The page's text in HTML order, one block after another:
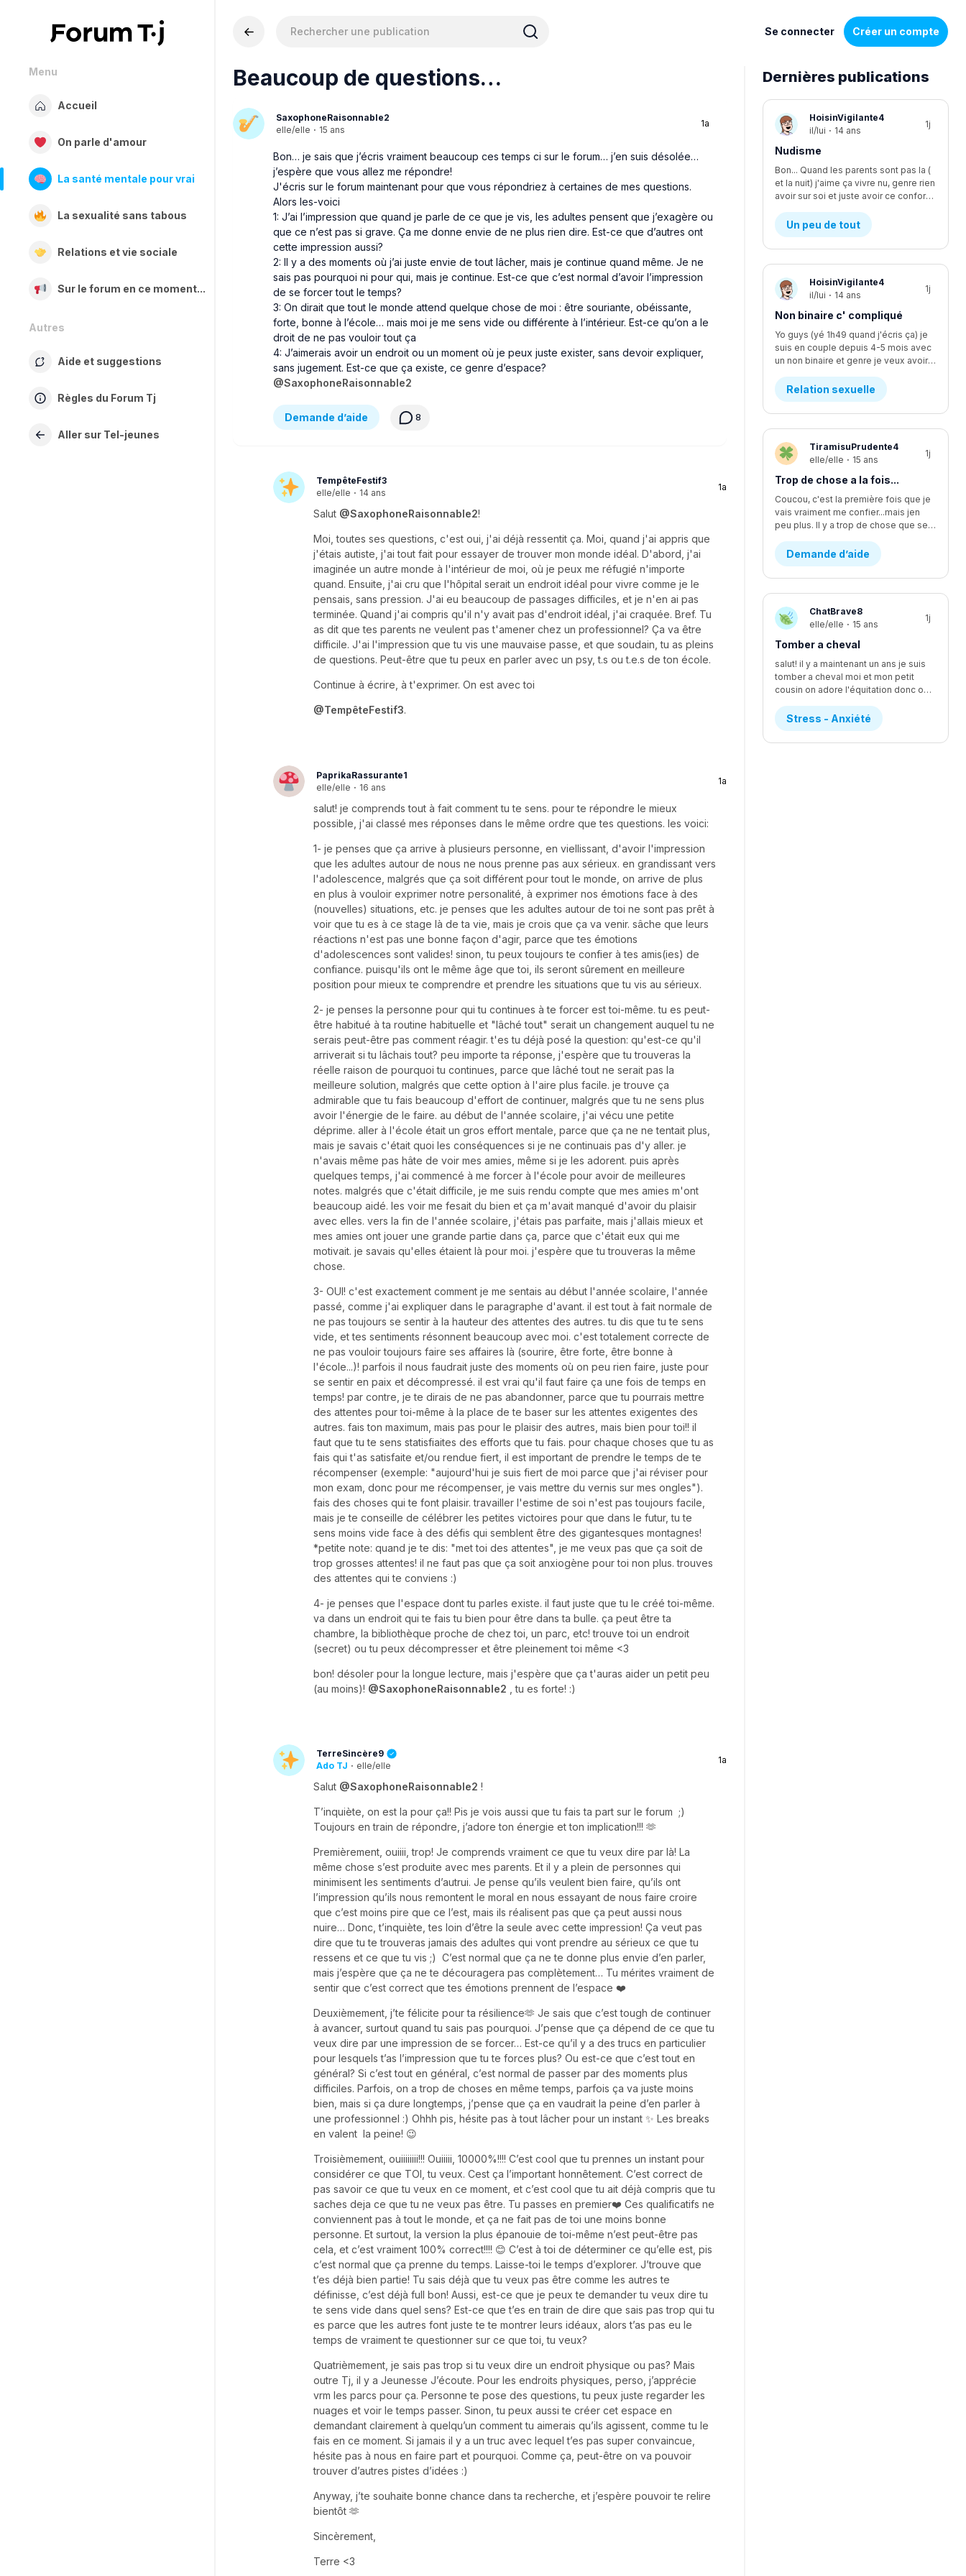
Se connecter Créer un compte
Menu
Accueil
On parle d'amour
La santé mentale pour vrai
La sexualité sans tabous
Relations et vie sociale
Sur le forum en ce moment...
Autres
Aide et suggestions
Règles du Forum Tj
Aller sur Tel-jeunes
Beaucoup de questions…
SaxophoneRaisonnable2
elle/elle · 15 ans
1a
Bon… je sais que j’écris vraiment beaucoup ces temps ci sur le forum… j’en suis désolée…
j’espère que vous allez me répondre!
J'écris sur le forum maintenant pour que vous répondriez à certaines de mes questions.
Alors les-voici
1: J’ai l’impression que quand je parle de ce que je vis, les adultes pensent que j’exagère ou
que ce n’est pas si grave. Ça me donne envie de ne plus rien dire. Est-ce que d’autres ont
cette impression aussi?
2: Il y a des moments où j’ai juste envie de tout lâcher, mais je continue quand même. Je ne
sais pas pourquoi ni pour qui, mais je continue. Est-ce que c’est normal d’avoir l’impression
de se forcer tout le temps?
3: On dirait que tout le monde attend quelque chose de moi : être souriante, obéissante,
forte, bonne à l’école… mais moi je me sens vide ou différente à l’intérieur. Est-ce qu’on a le
droit de ne pas vouloir tout ça
4: J’aimerais avoir un endroit ou un moment où je peux juste exister, sans devoir expliquer,
sans jugement. Est-ce que ça existe, ce genre d’espace?
@SaxophoneRaisonnable2
Demande d’aide 8
TempêteFestif3
elle/elle · 14 ans
1a
Salut @SaxophoneRaisonnable2!
Moi, toutes ses questions, c'est oui, j'ai déjà ressentit ça. Moi, quand j'ai appris que
j'étais autiste, j'ai tout fait pour essayer de trouver mon monde idéal. D'abord, j'ai
imaginée un autre monde à l'intérieur de moi, où je peux me réfugié n'importe
quand. Ensuite, j'ai cru que l'hôpital serait un endroit idéal pour vivre comme je le
pensais, sans pression. J'ai eu beaucoup de passages difficiles, et je n'en ai pas
terminée. Quand j'ai compris qu'il n'y avait pas d'endroit idéal, j'ai craquée. Bref. Tu
as dit que tes parents ne veulent pas t'amener chez un professionnel? Ça va être
difficile. J'ai l'impression que tu vis une mauvaise passe, et que soudain, tu as pleins
de questions. Peut-être que tu peux en parler avec un psy, t.s ou t.e.s de ton école.
Continue à écrire, à t'exprimer. On est avec toi
@TempêteFestif3.
PaprikaRassurante1
elle/elle · 16 ans
1a
salut! je comprends tout à fait comment tu te sens. pour te répondre le mieux
possible, j'ai classé mes réponses dans le même ordre que tes questions. les voici:
1- je penses que ça arrive à plusieurs personne, en viellissant, d'avoir l'impression
que les adultes autour de nous ne nous prenne pas aux sérieux. en grandissant vers
l'adolescence, malgrés que ça soit différent pour tout le monde, on arrive de plus
en plus à vouloir exprimer notre personalité, à exprimer nos émotions face à des
(nouvelles) situations, etc. je penses que les adultes autour de toi ne sont pas prêt à
voir que tu es à ce stage là de ta vie, mais je crois que ça va venir. sâche que leurs
réactions n'est pas une bonne façon d'agir, parce que tes émotions
d'adolescences sont valides! sinon, tu peux toujours te confier à tes amis(ies) de
confiance. puisqu'ils ont le même âge que toi, ils seront sûrement en meilleure
position pour mieux te comprendre et prendre les situations que tu vis au sérieux.
2- je penses la personne pour qui tu continues à te forcer est toi-même. tu es peut-
être habitué à ta routine habituelle et "lâché tout" serait un changement auquel tu ne
serais peut-être pas comment réagir. t'es tu déjà posé la question: qu'est-ce qu'il
arriverait si tu lâchais tout? peu importe ta réponse, j'espère que tu trouveras la
réelle raison de pourquoi tu continues, parce que lâché tout ne serait pas la
meilleure solution, malgrés que cette option à l'aire plus facile. je trouve ça
admirable que tu fais beaucoup d'effort de continuer, malgrés que tu ne sens plus
avoir l'énergie de le faire. au début de l'année scolaire, j'ai vécu une petite
déprime. aller à l'école était un gros effort mentale, parce que ça ne ne tentait plus,
mais je savais c'était quoi les conséquences si je ne continuais pas d'y aller. je
n'avais même pas hâte de voir mes amies, même si je les adorent. puis après
quelques temps, j'ai commencé à me forcer à l'école pour avoir de meilleures
notes. malgrés que c'était difficile, je me suis rendu compte que mes amies m'ont
beaucoup aidé. les voir me fesait du bien et ça m'avait manqué d'avoir du plaisir
avec elles. vers la fin de l'année scolaire, j'étais pas parfaite, mais j'allais mieux et
mes amies ont jouer une grande partie dans ça, parce que c'était eux qui me
motivait. je savais qu'elles étaient là pour moi. j'espère que tu trouveras la même
chose.
3- OUI! c'est exactement comment je me sentais au début l'année scolaire, l'année
passé, comme j'ai expliquer dans le paragraphe d'avant. il est tout à fait normale de
ne pas toujours se sentir à la hauteur des attentes des autres. tu dis que tu te sens
vide, et tes sentiments résonnent beaucoup avec moi. c'est totalement correcte de
ne pas vouloir toujours faire ses affaires là (sourire, être forte, être bonne à
l'école...)! parfois il nous faudrait juste des moments où on peu rien faire, juste pour
se sentir en paix et décompressé. il est vrai qu'il faut faire ça une fois de temps en
temps! par contre, je te dirais de ne pas abandonner, parce que tu pourrais mettre
des attentes pour toi-même à la place de te baser sur les attentes exigentes des
autres. fais ton maximum, mais pas pour le plaisir des autres, mais bien pour toi!! il
faut que tu te sens statisfiaites des efforts que tu fais. pour chaque choses que tu as
fais qui t'as satisfaite et/ou rendue fiert, il est important de prendre le temps de te
récompenser (exemple: "aujourd'hui je suis fiert de moi parce que j'ai réviser pour
mon exam, donc pour me récompenser, je vais mettre du vernis sur mes ongles").
fais des choses qui te font plaisir. travailler l'estime de soi n'est pas toujours facile,
mais je te conseille de célébrer les petites victoires pour que dans le futur, tu te
sens moins vide face à des défis qui semblent être des gigantesques montagnes!
*petite note: quand je te dis: "met toi des attentes", je me veux pas que ça soit de
trop grosses attentes! il ne faut pas que ça soit anxiogène pour toi non plus. trouves
des attentes qui te conviens :)
4- je penses que l'espace dont tu parles existe. il faut juste que tu le créé toi-même.
va dans un endroit qui te fais tu bien pour être dans ta bulle. ça peut être ta
chambre, la bibliothèque proche de chez toi, un parc, etc! trouve toi un endroit
(secret) ou tu peux décompresser et être pleinement toi même <3
bon! désoler pour la longue lecture, mais j'espère que ça t'auras aider un petit peu
(au moins)! @SaxophoneRaisonnable2 , tu es forte! :)
TerreSincère9
Ado TJ · elle/elle
1a
Salut @SaxophoneRaisonnable2 !
T’inquiète, on est la pour ça!! Pis je vois aussi que tu fais ta part sur le forum ;)
Toujours en train de répondre, j’adore ton énergie et ton implication!!! 🫶
Premièrement, ouiiii, trop! Je comprends vraiment ce que tu veux dire par là! La
même chose s’est produite avec mes parents. Et il y a plein de personnes qui
minimisent les sentiments d’autrui. Je pense qu’ils veulent bien faire, qu’ils ont
l’impression qu’ils nous remontent le moral en nous essayant de nous faire croire
que c’est moins pire que ce l’est, mais ils réalisent pas que ça peut aussi nous
nuire… Donc, t’inquiète, tes loin d’être la seule avec cette impression! Ça veut pas
dire que tu te trouveras jamais des adultes qui vont prendre au sérieux ce que tu
ressens et ce que tu vis ;) C’est normal que ça ne te donne plus envie d’en parler,
mais j’espère que ça ne te découragera pas complètement… Tu mérites vraiment de
sentir que c’est correct que tes émotions prennent de l’espace ❤️
Deuxièmement, j’te félicite pour ta résilience🫶 Je sais que c’est tough de continuer
à avancer, surtout quand tu sais pas pourquoi. J’pense que ça dépend de ce que tu
veux dire par une impression de se forcer… Est-ce qu’il y a des trucs en particulier
pour lesquels t’as l’impression que tu te forces plus? Ou est-ce que c’est tout en
général? Si c’est tout en général, c’est normal de passer par des moments plus
difficiles. Parfois, on a trop de choses en même temps, parfois ça va juste moins
bien, mais si ça dure longtemps, j’pense que ça en vaudrait la peine d’en parler à
une professionnel :) Ohhh pis, hésite pas à tout lâcher pour un instant ✨ Les breaks
en valent la peine! 😉
Troisièmement, ouiiiiiiii!!! Ouiiiii, 10000%!!!! C’est cool que tu prennes un instant pour
considérer ce que TOI, tu veux. Cest ça l’important honnêtement. C’est correct de
pas savoir ce que tu veux en ce moment, et c’est cool que tu ait déjà compris que tu
saches deja ce que tu ne veux pas être. Tu passes en premier❤️ Ces qualificatifs ne
conviennent pas à tout le monde, et ça ne fait pas de toi une moins bonne
personne. Et surtout, la version la plus épanouie de toi-même n’est peut-être pas
cela, et c’est vraiment 100% correct!!!! 😊 C’est à toi de déterminer ce qu’elle est, pis
c’est normal que ça prenne du temps. Laisse-toi le temps d’explorer. J’trouve que
t’es déjà bien partie! Tu sais déjà que tu veux pas être comme les autres te
définisse, c’est déjà full bon! Aussi, est-ce que je peux te demander tu veux dire tu
te sens vide dans quel sens? Est-ce que t’es en train de dire que sais pas trop qui tu
es parce que les autres font juste te te montrer leurs idéaux, alors t’as pas eu le
temps de vraiment te questionner sur ce que toi, tu veux?
Quatrièmement, je sais pas trop si tu veux dire un endroit physique ou pas? Mais
outre Tj, il y a Jeunesse J’écoute. Pour les endroits physiques, perso, j’apprécie
vrm les parcs pour ça. Personne te pose des questions, tu peux juste regarder les
nuages et voir le temps passer. Sinon, tu peux aussi te créer cet espace en
demandant clairement à quelqu’un comment tu aimerais qu’ils agissent, comme tu le
fais en ce moment. Si jamais il y a un truc avec lequel t’es pas super convaincue,
hésite pas à nous en faire part et pourquoi. Comme ça, peut-être on va pouvoir
trouver d’autres pistes d’idées :)
Anyway, j’te souhaite bonne chance dans ta recherche, et j’espère pouvoir te relire
bientôt 🫶
Sincèrement,
Terre <3
Dernières publications
Liste
de
discussions
HoisinVigilante4
il/lui · 14 ans
1j
Nudisme
Bon... Quand les parents sont pas la (
et la nuit) j'aime ça vivre nu, genre rien
avoir sur soi et juste avoir ce confort, je suis le seul à être nudiste... Et je fais kwa pour les voisins?
Un peu de tout
HoisinVigilante4
il/lui · 14 ans
1j
Non binaire c' compliqué
Yo guys (yé 1h49 quand j'écris ça) je
suis en couple depuis 4-5 mois avec
un non binaire et genre je veux avoir des relations avec iel mais iel est pas sur d'être prêt, ça fait quelques temps qu'y commence à vouloir faire plus... L'affaire c que je me sens comme si je l'écoutais pas assez mais finalement je suis trop à l'écoute. Moi ça fait longtemps que je veux faire ma première fois avec iel, j'y est déjà pris les seins mais mtn iel veux plus, rendu la jsp kwa faire... J'y dit quoi pour lui demander pk iel veux plus me laisser les toucher?
Relation sexuelle
TiramisuPrudente4
elle/elle · 15 ans
1j
Trop de chose a la fois...
Coucou, c'est la première fois que je
vais vraiment me confier...mais jen
peu plus. Il y a trop de chose que se passe en même temps...en se moment, je suis en procès contre un pédophile... j'étais supposer aller lire une lettre devant la cour il y a deux semaines environ, mais ça été reporter au dans deux mois. Encore. Ça fsit 2 ans que c'est reporter chaque fois. Moi jetais enfin prête a passer par dessus...mais c'est encore loin d'être fini et ça va juste me stresser encore plus. J'ai aussi été victims d'un viol d'un ami proche. Ça aussi sa failli partir en procès et c'était stressant parce que j'avais plein dappel par rapport a sa de pleins de personnes. Ma mère m'explicais pas bien les nouvelles par rapport a sa, se qui me faisait croire pleins d'affaires qui était fausse. Sinon, je change d'école cette année, pour mon secondaire 4. Je vais dans une école ou je ne suis pas vraiment apprecier, sans trop savoir pourquoi...je vais perdre tout mes amis et de sec 1 à sec 3 sa été les seuls années dans une seule école de tout ma vie. Lintidimation reviens de plus en plus...J'ai l'impression de redevenir comme avant...celle qui ce noyait dans le négatif a toute situation. J'ai vraiment changer aujourd'hui, sauf que j'ai trop l'impression de redevenir celle que j'étais...J'ai recommencer a me scarifier, alors que sa fais au moins des mois et des mois que je ne lavais pas fait....je ne sais plus du tout quoi faire...merci de m'avoir lu, c'est très apprecier 🤍
Demande d’aide
ChatBrave8
elle/elle · 15 ans
1j
Tomber a cheval
salut! il y a maintenant un ans je suis
tomber a cheval moi et mon petit
cousin on adore l'équitation donc on a fait un quand de jour d'équitation et c'était vraiment le fun j'avait un cheval que je m'étai vraiment beaucoup attacher mais se cheval avien comme réputation de faire tomber les personne mais je l'avait déjà monte lundi et tout ce bien passer et j'ai réussi a pas tomber lundi que mon cheval ( jessie) a essaie de le faire et je réussi a le contrôler donc j'ai demander a la prof si je pouvais la monter et elle a accepter mais le mercredi de la semaine je tomber depuis que je suis toute petite J'ADORAIS LES CHEVEUX mais quand je suis tomber je n'arrivait plus a respire pendent au moins une bonne grosse minute j'ai eu un étirement du loberais dans le dos ou un truc comme ca au début je n'arrivais vraiment pas a me lever les monitrice mon dit de me mettre sur le coter et de prendre le temps pour me relever j'ai eu un rendez-vous chez le chiro et elle ma dit que je pouvez pas remonter avent 2 jour si sa me faisait plus mal mais je ne suis pas remonter mais je voulais voir si Jessie était correct donc je suis aller mais je n'ai pas monter Mais la sa fais un ans et je sais pas il a une parti de moi qui veut vraiment remonter mais l'autre a vraiment peur et sa me STRESS ENORMEMENT donc si vous avais de conseille je suis preneusedesoler pour le faute d'ortoragphe et ja pas tout dit le detaille mais les plus importent
Stress - Anxiété